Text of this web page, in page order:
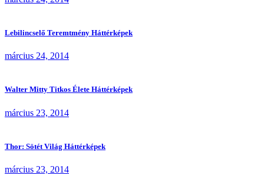
Lebilincselő Teremtmény Háttérképek
március 24, 2014
Walter Mitty Titkos Élete Háttérképek
március 23, 2014
Thor: Sötét Világ Háttérképek
március 23, 2014